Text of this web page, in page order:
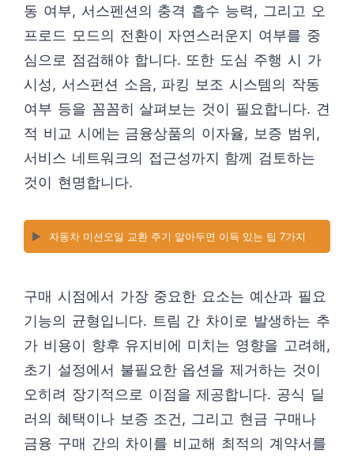
동 여부, 서스펜션의 충격 흡수 능력, 그리고 오
프로드 모드의 전환이 자연스러운지 여부를 중
심으로 점검해야 합니다. 또한 도심 주행 시 가
시성, 서스펀션 소음, 파킹 보조 시스템의 작동
여부 등을 꼼꼼히 살펴보는 것이 필요합니다. 견
적 비교 시에는 금융상품의 이자율, 보증 범위,
서비스 네트워크의 접근성까지 함께 검토하는
것이 현명합니다.
▶️ 자동차 미션오일 교환 주기 알아두면 이득 있는 팁 7가지
구매 시점에서 가장 중요한 요소는 예산과 필요
기능의 균형입니다. 트림 간 차이로 발생하는 추
가 비용이 향후 유지비에 미치는 영향을 고려해,
초기 설정에서 불필요한 옵션을 제거하는 것이
오히려 장기적으로 이점을 제공합니다. 공식 딜
러의 혜택이나 보증 조건, 그리고 현금 구매나
금융 구매 간의 차이를 비교해 최적의 계약서를